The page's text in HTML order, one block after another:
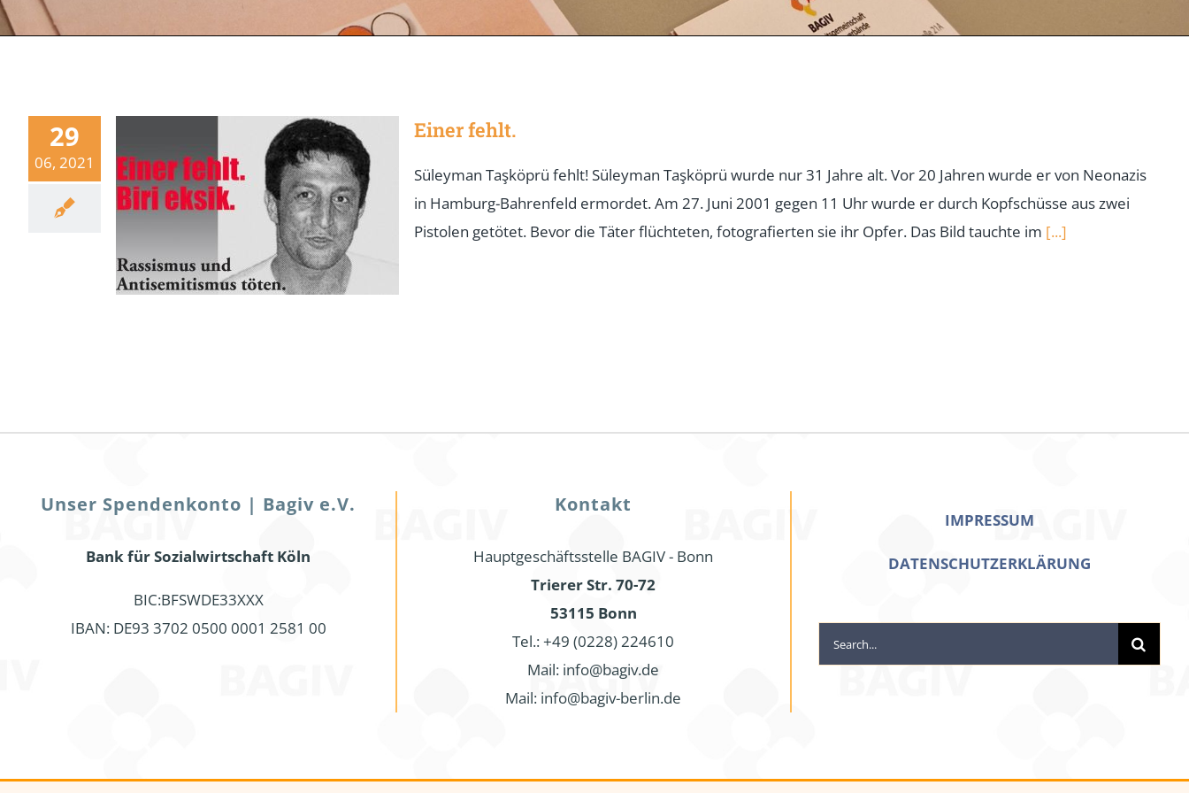
29
06, 2021
Einer fehlt.
Süleyman Taşköprü fehlt! Süleyman Taşköprü wurde nur 31 Jahre alt. Vor 20 Jahren wurde er von Neonazis
in Hamburg-Bahrenfeld ermordet. Am 27. Juni 2001 gegen 11 Uhr wurde er durch Kopfschüsse aus zwei
Pistolen getötet. Bevor die Täter flüchteten, fotografierten sie ihr Opfer. Das Bild tauchte im [...]
Unser Spendenkonto | Bagiv e.V.
Bank für Sozialwirtschaft Köln
BIC:BFSWDE33XXX
IBAN: DE93 3702 0500 0001 2581 00
Kontakt
Hauptgeschäftsstelle BAGIV - Bonn
Trierer Str. 70-72
53115 Bonn
Tel.: +49 (0228) 224610
Mail: info@bagiv.de
Mail: info@bagiv-berlin.de
IMPRESSUM
DATENSCHUTZERKLÄRUNG
Search
for: